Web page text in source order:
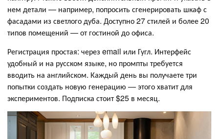
нем детали — например, попросить сгенерировать шкаф с
фасадами из светлого дуба. Доступно 27 стилей и более 20
типов помещений — от гостиной до офиса.
Регистрация простая: через email или Гугл. Интерфейс
удобный и на русском языке, но промпты требуется
вводить на английском. Каждый день вы получаете три
попытки создать новую генерацию — этого хватит для
экспериментов. Подписка стоит $25 в месяц.